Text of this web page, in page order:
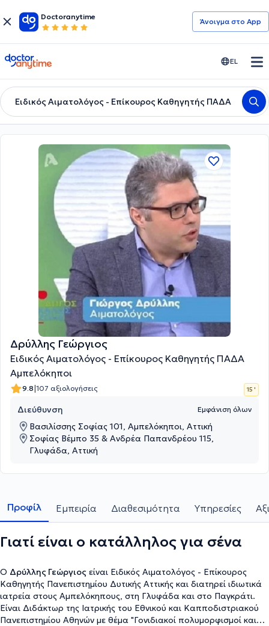
Doctoranytime
Άνοιγμα στο App
doctoranytime EL
Ειδικός Αιματολόγος - Επίκουρος Καθηγητής ΠΑΔΑ
Δρύλλης Γεώργιος
Ειδικός Αιματολόγος - Επίκουρος Καθηγητής ΠΑΔΑ
Αμπελόκηποι
9.8|107 αξιολογήσεις 15 '
Διεύθυνση Εμφάνιση όλων
Βασιλίσσης Σοφίας 101, Αμπελόκηποι, Αττική
Σοφίας Βέμπο 35 & Ανδρέα Παπανδρέου 115,
Γλυφάδα, Αττική
Προφίλ Εμπειρία Διαθεσιμότητα Υπηρεσίες
Γιατί είναι ο κατάλληλος για σένα
Ο Δρύλλης Γεώργιος είναι Ειδικός Αιματολόγος - Επίκουρος
Καθηγητής Πανεπιστημίου Δυτικής Αττικής και διατηρεί ιδιωτικά
ιατρεία στους Αμπελόκηπους, στη Γλυφάδα και στο Παγκράτι.
Είναι Διδάκτωρ της Ιατρικής του Eθνικού και Καπποδιστριακού
Πανεπιστημίου Αθηνών με θέμα "Γονιδιακοί πολυμορφισμοί και